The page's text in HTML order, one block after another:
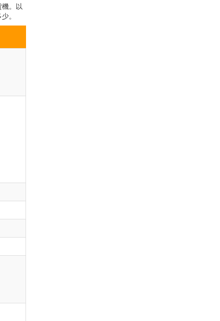
。以
。